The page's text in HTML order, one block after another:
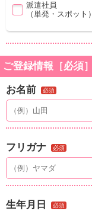
派遣社員
（単発・スポット）
ご登録情報［必須］
お名前 必須
フリガナ 必須
生年月日 必須